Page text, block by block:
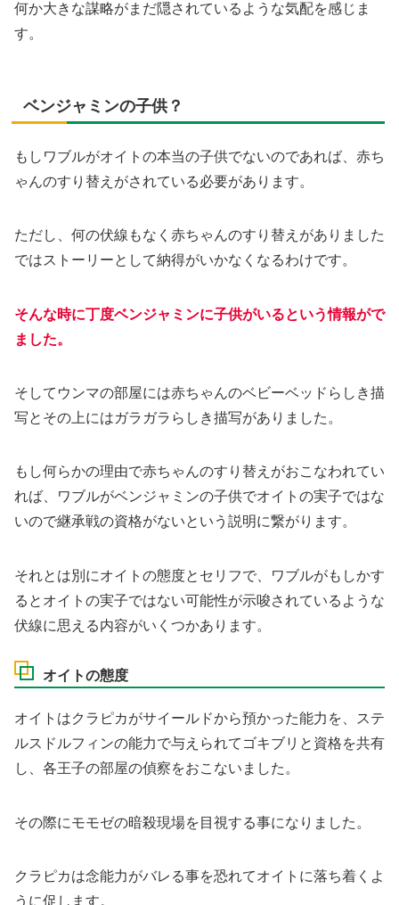
何か大きな謀略がまだ隠されているような気配を感じま
す。
ベンジャミンの子供？
もしワブルがオイトの本当の子供でないのであれば、赤ち
ゃんのすり替えがされている必要があります。
ただし、何の伏線もなく赤ちゃんのすり替えがありました
ではストーリーとして納得がいかなくなるわけです。
そんな時に丁度ベンジャミンに子供がいるという情報がで
ました。
そしてウンマの部屋には赤ちゃんのベビーベッドらしき描
写とその上にはガラガラらしき描写がありました。
もし何らかの理由で赤ちゃんのすり替えがおこなわれてい
れば、ワブルがベンジャミンの子供でオイトの実子ではな
いので継承戦の資格がないという説明に繋がります。
それとは別にオイトの態度とセリフで、ワブルがもしかす
るとオイトの実子ではない可能性が示唆されているような
伏線に思える内容がいくつかあります。
オイトの態度
オイトはクラピカがサイールドから預かった能力を、ステ
ルスドルフィンの能力で与えられてゴキブリと資格を共有
し、各王子の部屋の偵察をおこないました。
その際にモモゼの暗殺現場を目視する事になりました。
クラピカは念能力がバレる事を恐れてオイトに落ち着くよ
うに促します。